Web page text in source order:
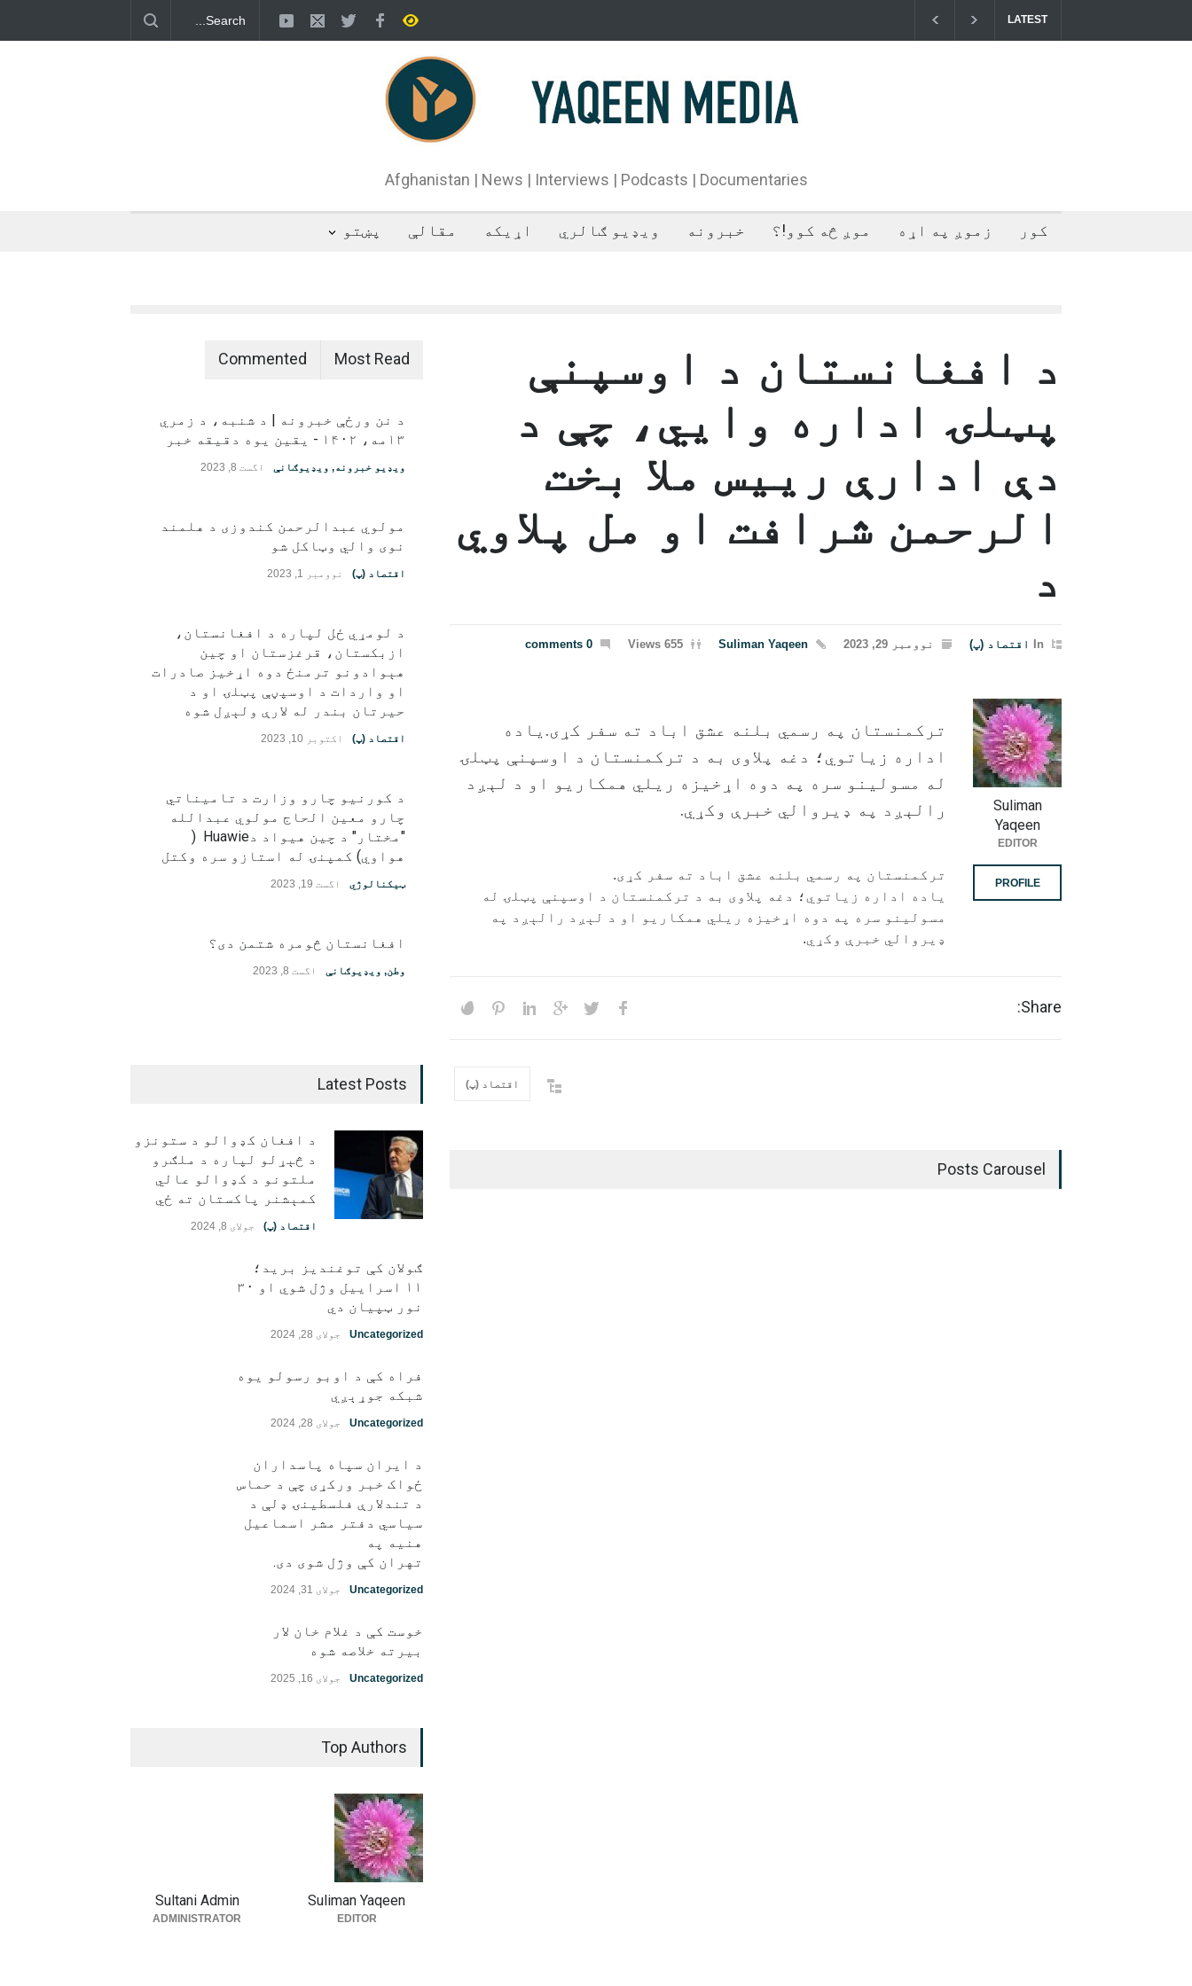
LATEST
فراه کې د اوبو رسولو یوه شبکه جوړېږي
تهران کې وژل شوی دی.
Afghanistan | News | Interviews | Podcasts | Documentaries
کور زموږ په اړه موږ څه کوو!؟ خبرونه ویډیو ګالري اړیکه مقالې پښتو
د افغانستان د اوسپنې
پټلۍ اداره وایي، چې د
دې ادارې رییس ملا بخت
الرحمن شرافت او مل پلاوي
د
In اقتصاد (پ) نوومبر 29, 2023 Suliman Yaqeen
655 Views
0 comments
ترکمنستان په رسمي بلنه عشق اباد ته سفر کړی.یاده
اداره زیاتوي؛ دغه پلاوی به د ترکمنستان د اوسپنې پټلۍ
له مسولینو سره په دوه اړخیزه ریلي همکاریو او د لېږد
رالېږد په ډیروالي خبرې وکړي.
ترکمنستان په رسمي بلنه عشق اباد ته سفر کړی.
یاده اداره زیاتوي؛ دغه پلاوی به د ترکمنستان د اوسپنې پټلۍ له
مسولینو سره په دوه اړخیزه ریلي همکاریو او د لېږد رالېږد په
ډیروالي خبرې وکړي.
Suliman
Yaqeen
EDITOR
PROFILE
Share:
اقتصاد (پ)
Posts Carousel
Most Read
Commented
د نن ورځې خبرونه | د شنبه، د زمري
۱۳مه، ۱۴۰۲ - یقین یوه دقیقه خبر
ویډیو خبرونه, ویډیوګانې اگست 8, 2023
مولوي عبدالرحمن کندوزی د هلمند
نوی والي وټاکل شو
اقتصاد (پ) نوومبر 1, 2023
د لومړي ځل لپاره د افغانستان،
ازبکستان، قرغزستان او چین
هېوادونو ترمنځ دوه اړخیز صادرات
او واردات د اوسپڼې پټلۍ او د
حیرتان بندر له لارې ولېږل شوه
اقتصاد (پ) اکتوبر 10, 2023
د کورنیو چارو وزارت د تامیناتي
چارو معین الحاج مولوي عبدالله
"مختار" د چین هیواد دHuawie (
هواوي) کمپنۍ له استازو سره وکتل
ټیکنالوژي اگست 19, 2023
افغانستان څومره شتمن دی؟
وطن, ویډیوګانې اگست 8, 2023
Latest Posts
د افغان کډوالو د ستونزو
د څېړلو لپاره د ملګرو
ملتونو د کډوالو عالي
کمېشنر پاکستان ته ځي
اقتصاد (پ) جولای 8, 2024
ګولان کې توغندیز برید؛
۱۱ اسراییل وژل شوي او ۳۰
نور ټپيان دي
Uncategorized جولای 28, 2024
فراه کې د اوبو رسولو یوه
شبکه جوړېږي
Uncategorized جولای 28, 2024
د ایران سپاه پاسداران
ځواک خبر ورکړی چې د حماس
د تندلارې فلسطينۍ ډلې د
سیاسي دفتر مشر اسماعیل
هنيه په
تهران کې وژل شوی دی.
Uncategorized جولای 31, 2024
خوست کې د غلام خان لار
بیرته خلاصه شوه
Uncategorized جولای 16, 2025
Top Authors
Suliman Yaqeen
EDITOR
Sultani Admin
ADMINISTRATOR